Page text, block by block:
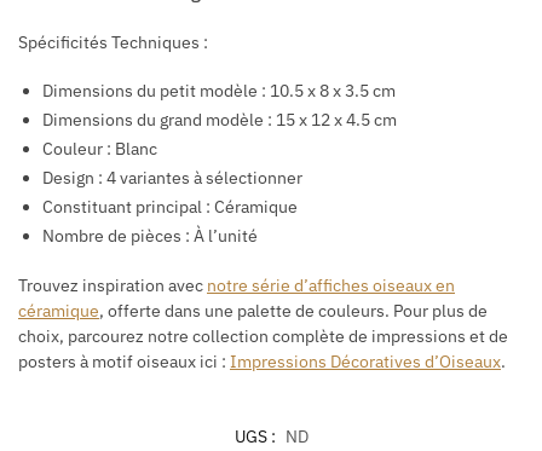
Spécificités Techniques :
Dimensions du petit modèle : 10.5 x 8 x 3.5 cm
Dimensions du grand modèle : 15x 12 x 4.5 cm
Couleur : Blanc
Design : 4 variantes à sélectionner
Constituant principal : Céramique
Nombre de pièces : À l’unité
Trouvez inspiration avec notre série d’affiches oiseaux en
céramique, offerte dans une palette de couleurs. Pour plus de
choix, parcourez notre collection complète de impressions et de
posters à motif oiseaux ici : Impressions Décoratives d’Oiseaux.
UGS : ND